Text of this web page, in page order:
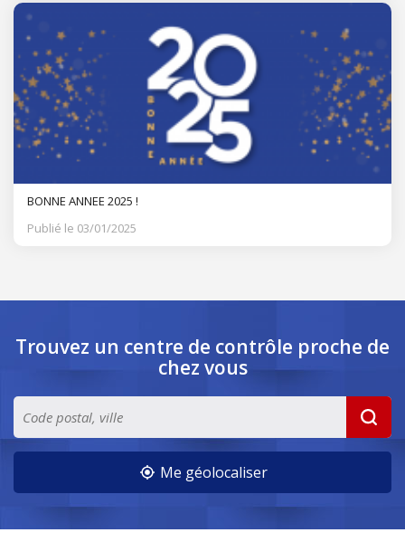
BONNE ANNEE 2025 !
Publié le 03/01/2025
Trouvez un centre de contrôle proche de
chez vous
Me géolocaliser